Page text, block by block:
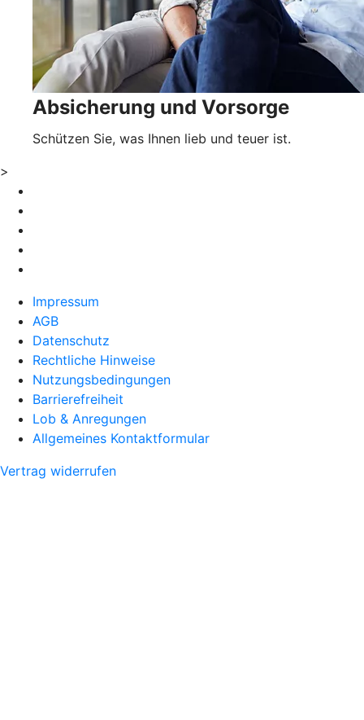
Absicherung und Vorsorge
Schützen Sie, was Ihnen lieb und teuer ist.
>
Impressum
AGB
Datenschutz
Rechtliche Hinweise
Nutzungsbedingungen
Barrierefreiheit
Lob & Anregungen
Allgemeines Kontaktformular
Vertrag widerrufen